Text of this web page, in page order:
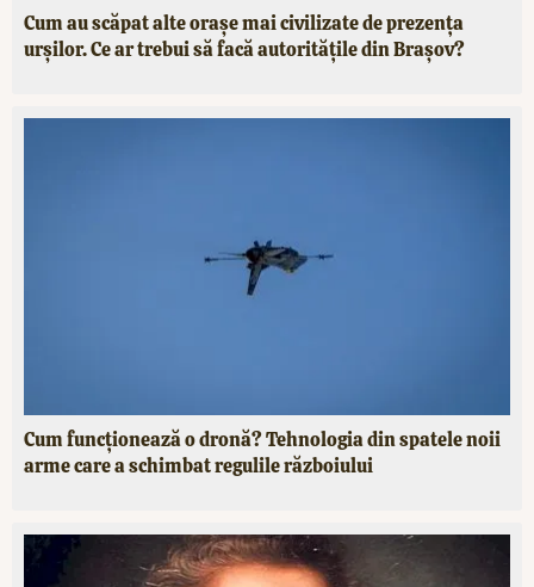
Cum au scăpat alte orașe mai civilizate de prezența
urșilor. Ce ar trebui să facă autoritățile din Brașov?
Cum funcționează o dronă? Tehnologia din spatele noii
arme care a schimbat regulile războiului